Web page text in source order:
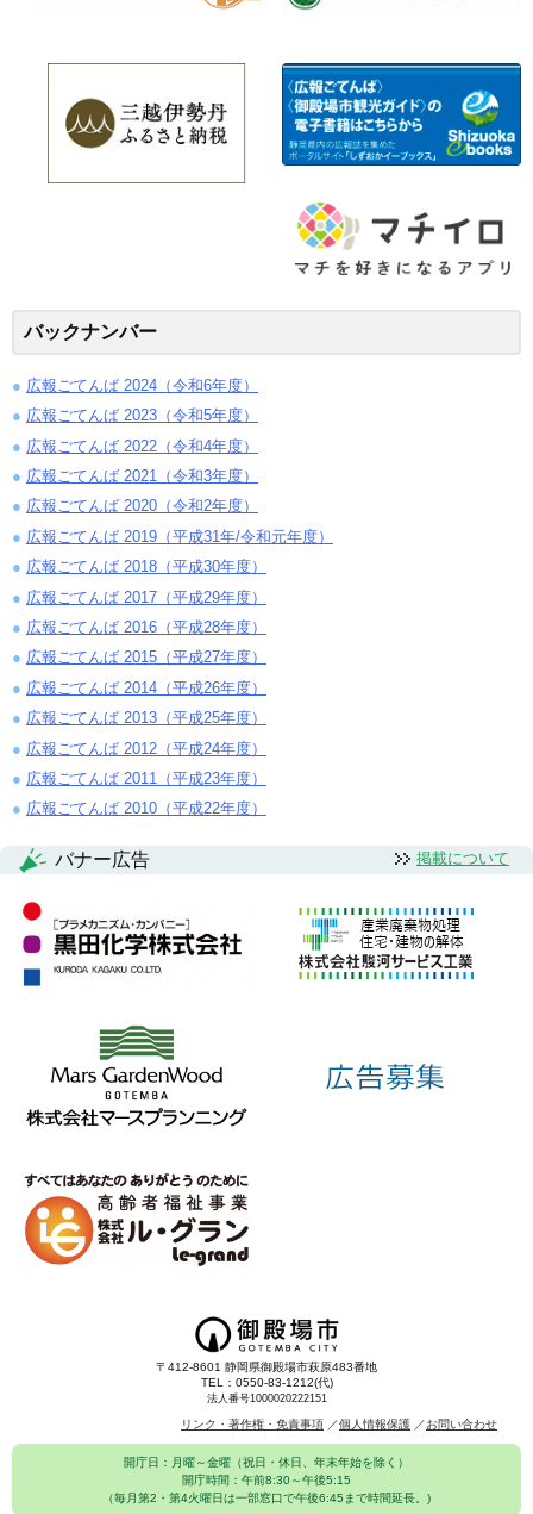
バックナンバー
広報ごてんば 2024（令和6年度）
広報ごてんば 2023（令和5年度）
広報ごてんば 2022（令和4年度）
広報ごてんば 2021（令和3年度）
広報ごてんば 2020（令和2年度）
広報ごてんば 2019（平成31年/令和元年度）
広報ごてんば 2018（平成30年度）
広報ごてんば 2017（平成29年度）
広報ごてんば 2016（平成28年度）
広報ごてんば 2015（平成27年度）
広報ごてんば 2014（平成26年度）
広報ごてんば 2013（平成25年度）
広報ごてんば 2012（平成24年度）
広報ごてんば 2011（平成23年度）
広報ごてんば 2010（平成22年度）
バナー広告 掲載について
〒412-8601 静岡県御殿場市萩原483番地
TEL：0550-83-1212(代)
法人番号1000020222151
リンク・著作権・免責事項 個人情報保護 お問い合わせ
開庁日：月曜～金曜（祝日・休日、年末年始を除く）
開庁時間：午前8:30～午後5:15
（毎月第2・第4火曜日は一部窓口で午後6:45まで時間延長。)